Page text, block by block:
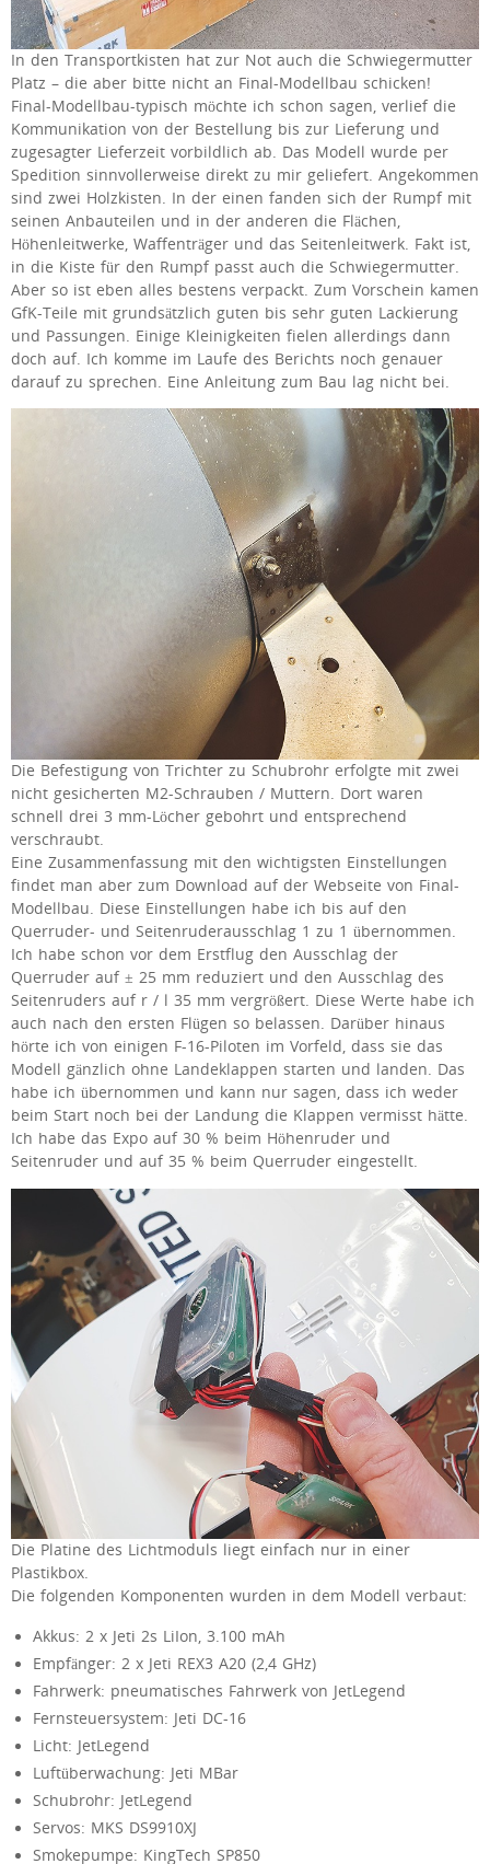
In den Transportkisten hat zur Not auch die Schwiegermutter
Platz – die aber bitte nicht an Final-Modellbau schicken!
Final-Modellbau-typisch möchte ich schon sagen, verlief die
Kommunikation von der Bestellung bis zur Lieferung und
zugesagter Lieferzeit vorbildlich ab. Das Modell wurde per
Spedition sinnvollerweise direkt zu mir geliefert. Angekommen
sind zwei Holzkisten. In der einen fanden sich der Rumpf mit
seinen Anbauteilen und in der anderen die Flächen,
Höhenleitwerke, Waffenträger und das Seitenleitwerk. Fakt ist,
in die Kiste für den Rumpf passt auch die Schwiegermutter.
Aber so ist eben alles bestens verpackt. Zum Vorschein kamen
GfK-Teile mit grundsätzlich guten bis sehr guten Lackierung
und Passungen. Einige Kleinigkeiten fielen allerdings dann
doch auf. Ich komme im Laufe des Berichts noch genauer
darauf zu sprechen. Eine Anleitung zum Bau lag nicht bei.
Die Befestigung von Trichter zu Schubrohr erfolgte mit zwei
nicht gesicherten M2-Schrauben / Muttern. Dort waren
schnell drei 3 mm-Löcher gebohrt und entsprechend
verschraubt.
Eine Zusammenfassung mit den wichtigsten Einstellungen
findet man aber zum Download auf der Webseite von Final-
Modellbau. Diese Einstellungen habe ich bis auf den
Querruder- und Seitenruderausschlag 1 zu 1 übernommen.
Ich habe schon vor dem Erstflug den Ausschlag der
Querruder auf ± 25 mm reduziert und den Ausschlag des
Seitenruders auf r / l 35 mm vergrößert. Diese Werte habe ich
auch nach den ersten Flügen so belassen. Darüber hinaus
hörte ich von einigen F-16-Piloten im Vorfeld, dass sie das
Modell gänzlich ohne Landeklappen starten und landen. Das
habe ich übernommen und kann nur sagen, dass ich weder
beim Start noch bei der Landung die Klappen vermisst hätte.
Ich habe das Expo auf 30 % beim Höhenruder und
Seitenruder und auf 35 % beim Querruder eingestellt.
Die Platine des Lichtmoduls liegt einfach nur in einer
Plastikbox.
Die folgenden Komponenten wurden in dem Modell verbaut:
Akkus: 2 x Jeti 2s LiIon, 3.100 mAh
Empfänger: 2 x Jeti REX3 A20 (2,4 GHz)
Fahrwerk: pneumatisches Fahrwerk von JetLegend
Fernsteuersystem: Jeti DC-16
Licht: JetLegend
Luftüberwachung: Jeti MBar
Schubrohr: JetLegend
Servos: MKS DS9910XJ
Smokepumpe: KingTech SP850